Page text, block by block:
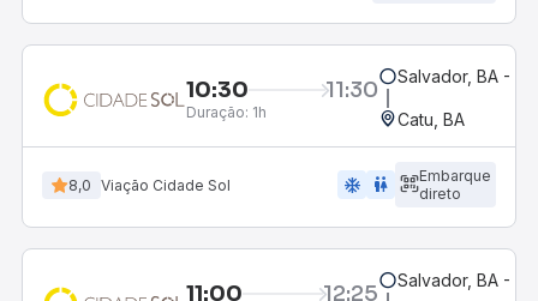
10:30 11:30
Duração: 1h
Salvador, BA -
Catu, BA
8,0 Viação Cidade Sol ac_unit wc
Embarque
direto
11:00 12:25 Salvador, BA -